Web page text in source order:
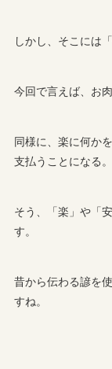
しかし、そこには
今回で言えば、お
同様に、楽に何か
支払うことになる。
そう、「楽」や「
す。
昔から伝わる諺を
すね。